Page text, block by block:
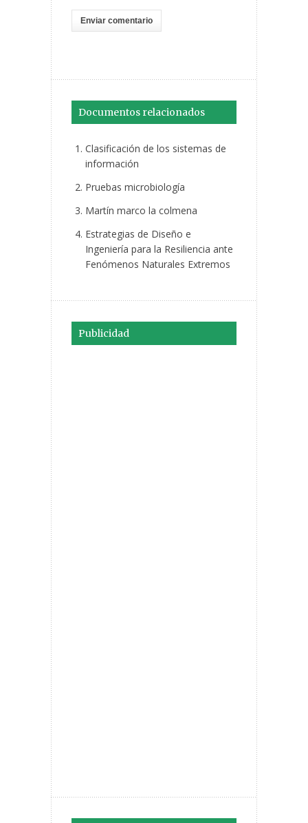
Documentos relacionados
Clasificación de los sistemas de
información
Pruebas microbiología
Martín marco la colmena
Estrategias de Diseño e
Ingeniería para la Resiliencia ante
Fenómenos Naturales Extremos
Publicidad